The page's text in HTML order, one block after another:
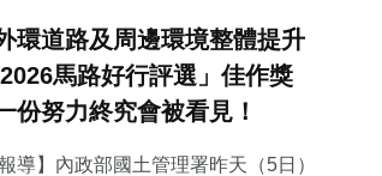
環道路及周邊環境整體提升
馬路好行評選」佳作獎
份努力終究會被看見！
導】內政部國土管理署昨天（5日）